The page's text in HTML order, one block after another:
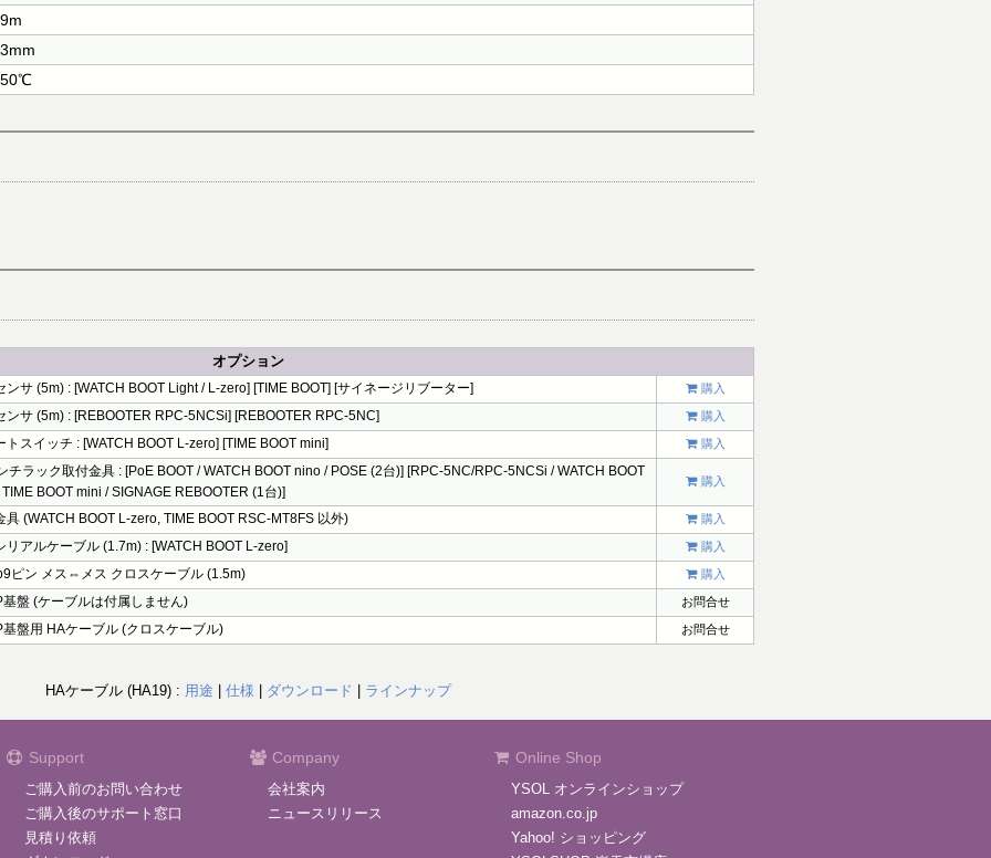
50℃
オプション
ンサ (5m) : [WATCH BOOT Light / L-zero] [TIME BOOT] [サイネージリブーター] 購入
ンサ (5m) : [REBOOTER RPC-5NCSi] [REBOOTER RPC-5NC] 購入
トスイッチ : [WATCH BOOT L-zero] [TIME BOOT mini] 購入
チラック取付金具 : [PoE BOOT / WATCH BOOT nino / POSE (2台)] [RPC-5NC/RPC-5NCSi / WATCH BOOT
BOOT mini / SIGNAGE REBOOTER (1台)]
購入
具 (WATCH BOOT L-zero, TIME BOOT RSC-MT8FS 以外) 購入
リアルケーブル (1.7m) : [WATCH BOOT L-zero] 購入
ピン メス⇔メス クロスケーブル (1.5m) 購入
基盤 (ケーブルは付属しません) お問合せ
基盤用 HAケーブル (クロスケーブル) お問合せ
HAケーブル (HA19) : 用途 仕様 ダウンロード ラインナップ
Support
ご購入前のお問い合わせ
ご購入後のサポート窓口
見積り依頼
Company
会社案内
ニュースリリース
Online Shop
YSOL オンラインショップ
amazon.co.jp
Yahoo! ショッピング